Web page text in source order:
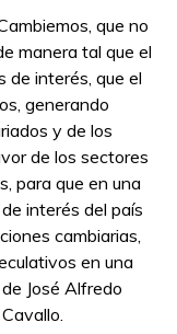
que no
manera tal que el
de interés, que el
generando
y de los
de los sectores
para que en una
interés del país
cambiarias,
en una
José Alfredo